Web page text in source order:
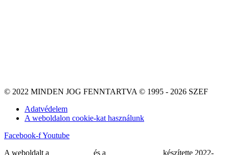
© 2022 MINDEN JOG FENNTARTVA © 1995 - 2026 SZEF
Adatvédelem
A weboldalon cookie-kat használunk
Facebook-fYoutube
A weboldalt a
és a készítette 2022-